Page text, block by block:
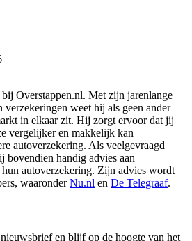
Overstappen.nl. Met zijn jarenlange
verzekeringen weet hij als geen ander
in elkaar zit. Hij zorgt ervoor dat jij
vergelijker en makkelijk kan
autoverzekering. Als veelgevraagd
bovendien handig advies aan
autoverzekering. Zijn advies wordt
waaronderNu.nl en De Telegraaf.
en blijf op de hoogte van het